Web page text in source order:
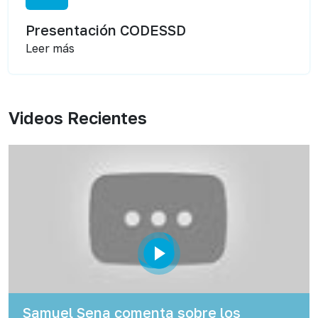
Presentación CODESSD
Leer más
Videos Recientes
Samuel Sena comenta sobre los